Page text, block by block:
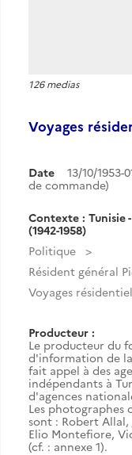
126 medias
Voyages
Date 13/10/1953-
de commande)
Contexte : Tunisie
(1942-1958)
Politique
Résident général
Voyages
Producteur :
Le producteur du
d'information de la
fait appel à des
indépendants à
d'agences
Les photographes
sont : Robert Allal,
Elio Montefiore,
(cf. : annexe 1).